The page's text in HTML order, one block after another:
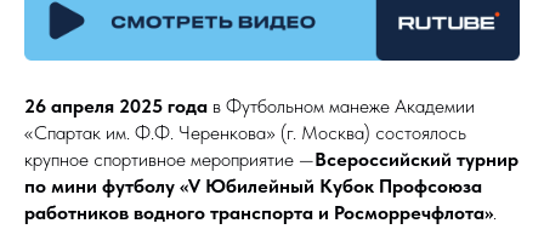
26 апреля 2025 года в Футбольном манеже Академии
«Спартак им. Ф.Ф. Черенкова» (г. Москва) состоялось
крупное спортивное мероприятие —Всероссийский турнир
по мини футболу «V Юбилейный Кубок Профсоюза
работников водного транспорта и Росморречфлота»